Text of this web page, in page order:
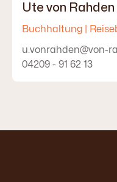
Ute von Rahden
Buchhaltung |
u.vonrahden@von-
04209 - 91 62 13